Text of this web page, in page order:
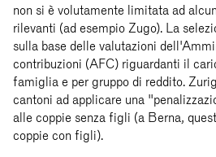
non si è volutamente limitata ad
rilevanti (ad esempio Zugo). La
sulla base delle valutazioni
contribuzioni (AFC) riguardanti il
famiglia e per gruppo di reddito.
cantoni ad applicare una
alle coppie senza figli (a Berna,
coppie con figli).